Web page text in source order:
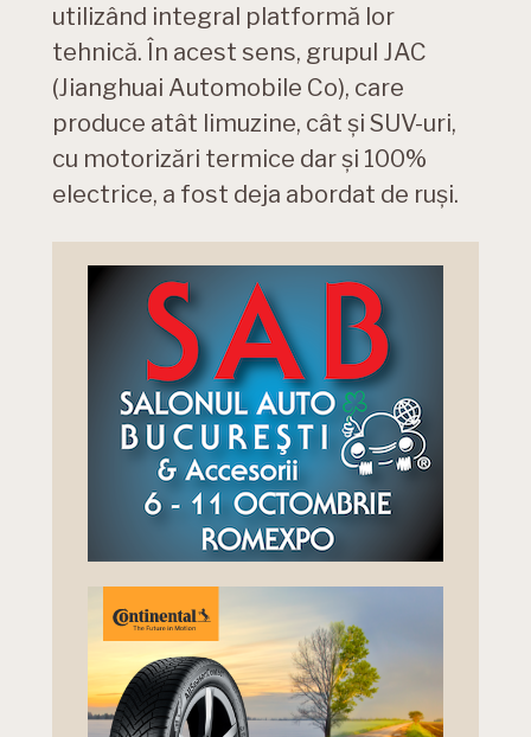
utilizând integral platformă lor
tehnică. În acest sens, grupul JAC
(Jianghuai Automobile Co), care
produce atât limuzine, cât și SUV-uri,
cu motorizări termice dar și 100%
electrice, a fost deja abordat de ruși.